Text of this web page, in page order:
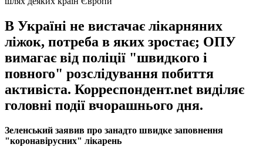
В Україні не вистачає лікарняних
ліжок, потреба в яких зростає; ОПУ
вимагає від поліції "швидкого і
повного" розслідування побиття
активіста. Корреспондент.net виділяє
головні події вчорашнього дня.
Зеленський заявив про занадто швидке заповнення
"коронавірусних" лікарень